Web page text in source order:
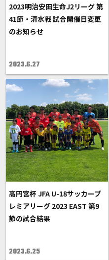
2023明治安田生命J2リーグ 第
41節・清水戦 試合開催日変更
のお知らせ
2023.6.27
高円宮杯 JFA U-18サッカープ
レミアリーグ 2023 EAST 第9
節の試合結果
2023.6.25